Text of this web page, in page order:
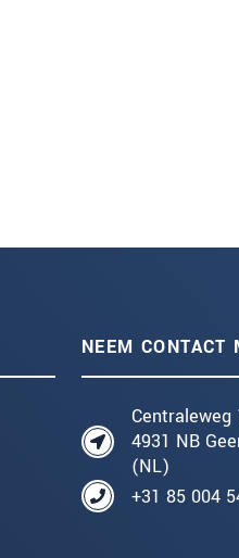
NEEM CONTACT
Centraleweg
4931 NB
(NL)
+31 85 004